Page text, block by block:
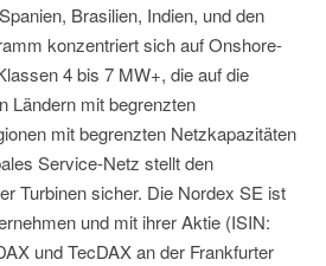
Brasilien, Indien, und den
konzentriert sich auf Onshore-
4 bis 7 MW+, die auf die
Ländern mit begrenzten
mit begrenzten Netzkapazitäten
Service-Netz stellt den
Turbinen sicher. Die Nordex SE ist
und mit ihrer Aktie (ISIN:
und TecDAX an der Frankfurter